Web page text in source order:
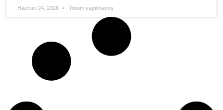
Haziran 24, 2026 Yorum yapılmamış